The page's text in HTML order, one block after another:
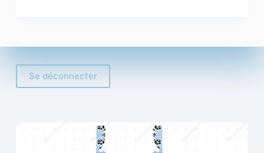
Se déconnecter